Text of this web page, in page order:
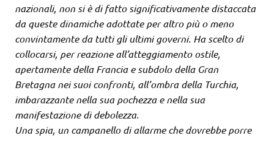
nazionali, non si è di fatto significativamente distaccata
da queste dinamiche adottate per altro più o meno
convintamente da tutti gli ultimi governi. Ha scelto di
collocarsi, per reazione all’atteggiamento ostile,
apertamente della Francia e subdolo della Gran
Bretagna nei suoi confronti, all’ombra della Turchia,
imbarazzante nella sua pochezza e nella sua
manifestazione di debolezza.
Una spia, un campanello di allarme che dovrebbe porre